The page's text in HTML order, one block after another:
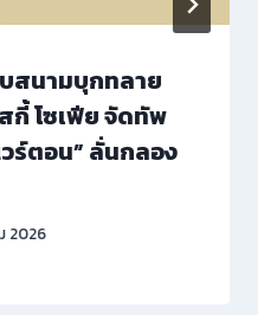
สนามบุกทลาย
กี้ โซเฟีย จัดทัพ
ร์ตอน” ลั่นกลอง
2026